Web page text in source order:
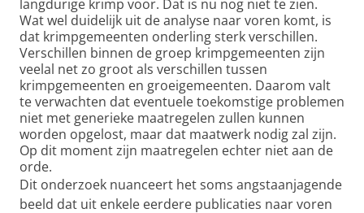
langdurige krimp voor. Dat is nu nog niet te zien.
Wat wel duidelijk uit de analyse naar voren komt, is
dat krimpgemeenten onderling sterk verschillen.
Verschillen binnen de groep krimpgemeenten zijn
veelal net zo groot als verschillen tussen
krimpgemeenten en groeigemeenten. Daarom valt
te verwachten dat eventuele toekomstige problemen
niet met generieke maatregelen zullen kunnen
worden opgelost, maar dat maatwerk nodig zal zijn.
Op dit moment zijn maatregelen echter niet aan de
orde.
Dit onderzoek nuanceert het soms angstaanjagende
beeld dat uit enkele eerdere publicaties naar voren